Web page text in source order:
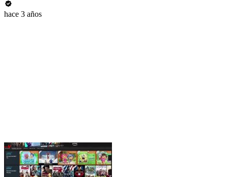
hace 3 años